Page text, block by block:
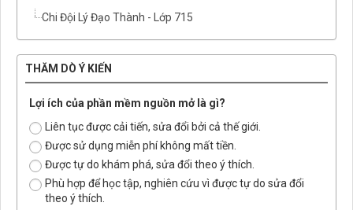
Chi Đội Lý Đạo Thành - Lớp 715
THĂM DÒ Ý KIẾN
Lợi ích của phần mềm nguồn mở là gì?
Liên tục được cải tiến, sửa đổi bởi cả thế giới.
Được sử dụng miễn phí không mất tiền.
Được tự do khám phá, sửa đổi theo ý thích.
Phù hợp để học tập, nghiên cứu vì được tự do sửa đổi
theo ý thích.